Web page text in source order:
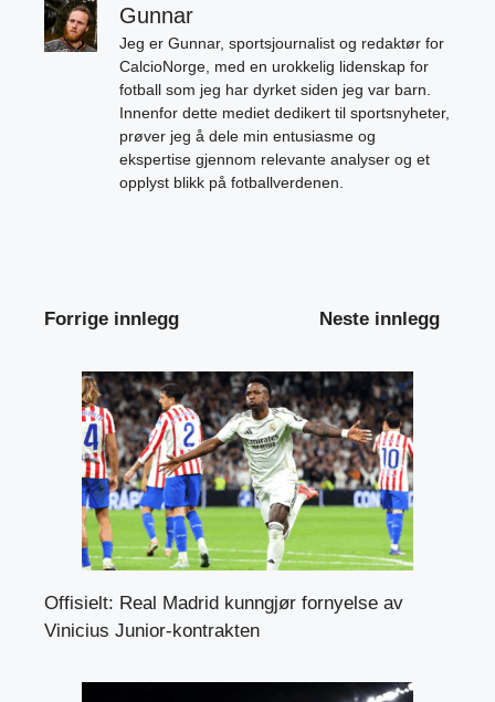
Gunnar
Jeg er Gunnar, sportsjournalist og redaktør for
CalcioNorge, med en urokkelig lidenskap for
fotball som jeg har dyrket siden jeg var barn.
Innenfor dette mediet dedikert til sportsnyheter,
prøver jeg å dele min entusiasme og
ekspertise gjennom relevante analyser og et
opplyst blikk på fotballverdenen.
Forrige innlegg Neste innlegg
Offisielt: Real Madrid kunngjør fornyelse av
Vinicius Junior-kontrakten